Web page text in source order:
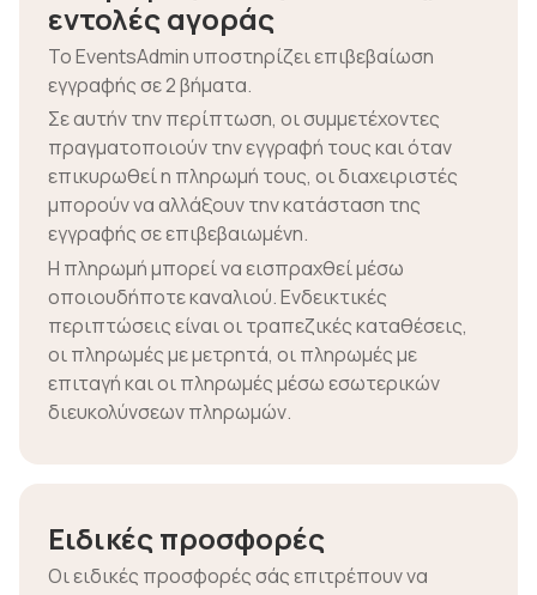
εντολές αγοράς
Το EventsAdmin υποστηρίζει επιβεβαίωση
εγγραφής σε 2 βήματα.
Σε αυτήν την περίπτωση, οι συμμετέχοντες
πραγματοποιούν την εγγραφή τους και όταν
επικυρωθεί η πληρωμή τους, οι διαχειριστές
μπορούν να αλλάξουν την κατάσταση της
εγγραφής σε επιβεβαιωμένη.
Η πληρωμή μπορεί να εισπραχθεί μέσω
οποιουδήποτε καναλιού. Ενδεικτικές
περιπτώσεις είναι οι τραπεζικές καταθέσεις,
οι πληρωμές με μετρητά, οι πληρωμές με
επιταγή και οι πληρωμές μέσω εσωτερικών
διευκολύνσεων πληρωμών.
Ειδικές προσφορές
Οι ειδικές προσφορές σάς επιτρέπουν να